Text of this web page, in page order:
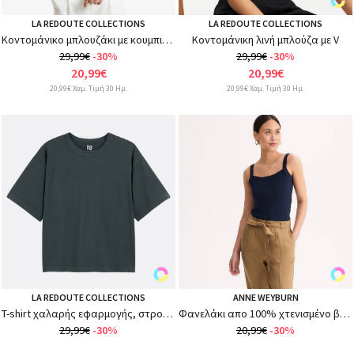
LA REDOUTE COLLECTIONS
Κοντομάνικο μπλουζάκι με κουμπιά και στρογγυλή λαιμόκοψη
29,99€ -30%
20,99€
20,99€ Χαμ. Τιμή 30 Ημ.
LA REDOUTE COLLECTIONS
Κοντομάνικη λινή μπλούζα με V
29,99€ -30%
20,99€
20,99€ Χαμ. Τιμή 30 Ημ.
LA REDOUTE COLLECTIONS
T-shirt χαλαρής εφαρμογής, στρογγυλός λαιμός, κοντά μανίκια
29,99€ -30%
ANNE WEYBURN
Φανελάκι απο 100% χτενισμένο βαμβάκι
20,99€ -30%